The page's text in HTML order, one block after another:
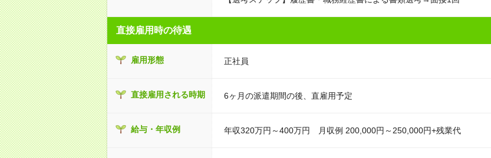
直接雇用時の待遇
雇用形態 正社員
直接雇用される時期 6ヶ月の派遣期間の後、直雇用予定
給与・年収例 年収320万円～400万円 月収例 200,000円～250,000円+残業代